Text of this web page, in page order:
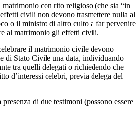
con rito religioso (che sia “in
civili non devono trasmettere nulla al
o il ministro di altro culto a far pervenire
al matrimonio gli effetti civili.
il matrimonio civile devono
di Stato Civile una data, individuando
tra quelli delegati o richiedendo che
d’interessi celebri, previa delega del
di due testimoni (possono essere